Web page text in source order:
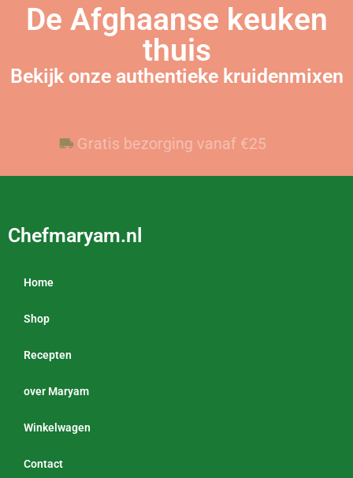
De Afghaanse keuken
thuis
Bekijk onze authentieke kruidenmixen
Gratis bezorging vanaf €25
Voor 23:59 besteld, vandaag verzonden
Chefmaryam.nl
Home
Shop
Recepten
over Maryam
Winkelwagen
Contact